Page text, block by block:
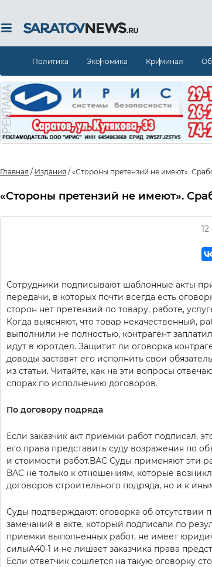
Политика Экономика Криминал
Главная / Издания / «Стороны претензий не имеют».
«Стороны претензий не имеют».
Сотрудники подписывают шаблонные акты
передачи, в которых почти всегда есть
сторон нет претензий по товару, работе,
Когда выясняют, что товар некачественный,
выполнили не полностью, контрагент
идут в юротдел. Защитит ли оговорка
доводы заставят его исполнить свои
из статьи. Читайте, как на эти вопросы
спорах по исполнению договоров.
По договору подряда
Если заказчик акт приемки работ подписал,
его права представить суду возражения по
и стоимости работ.ВАС Суды применяют эти
ВАС не только к отношениям, которые
договоров строительного подряда, но и к
Суды подтверждают: оговорка об отсутствии
замечаний в акте, который подписали по
приемки выполненных работ, не имеет
силыА40-1 и не лишает заказчика права
Если ответчик сошлется на такую оговорку